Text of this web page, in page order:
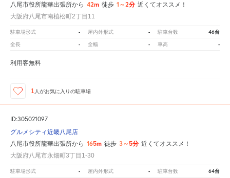
八尾市役所龍華出張所から 42m 徒歩 1～2分 近くてオススメ！
大阪府八尾市南植松町2丁目11
駐車場形式 - 屋内外形式 - 駐車台数 46台
全長 - 全幅 - 車高 -
利用客無料
1 人がお気に入りの駐車場
ID:305021097
グルメシティ近畿八尾店
八尾市役所龍華出張所から 165m 徒歩 3～5分 近くてオススメ！
大阪府八尾市永畑町3丁目1-30
駐車場形式 - 屋内外形式 - 駐車台数 64台